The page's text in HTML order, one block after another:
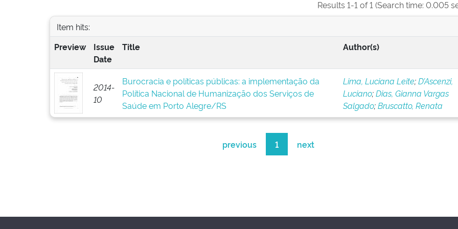
Results 1-1 of 1 (Search time: 0.005
Item hits:
Preview
Issue
Date
Title Author(s)
2014-
10
Burocracia e políticas públicas: a implementação da
Política Nacional de Humanização dos Serviços de
Saúde em Porto Alegre/RS
Lima, Luciana Leite;D’Ascenzi,
Luciano;Dias, Gianna Vargas
Salgado;Bruscatto, Renata
previous 1 next